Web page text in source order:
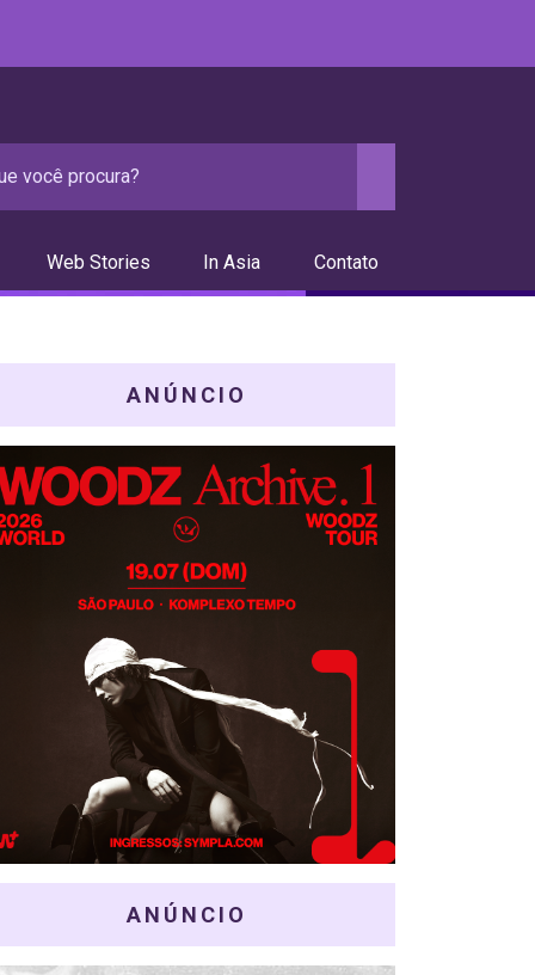
Web Stories In Asia Contato
ANÚNCIO
ANÚNCIO